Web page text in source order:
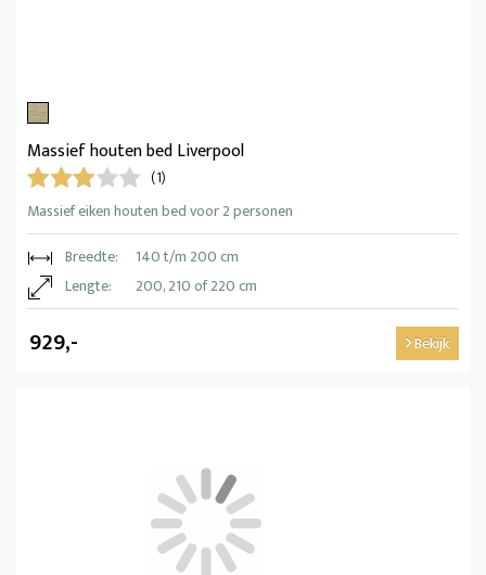
Massief houten bed Liverpool
(1)
Massief eiken houten bed voor 2 personen
Breedte:
140 t/m 200 cm
Lengte:
200, 210 of 220 cm
929,- Bekijk